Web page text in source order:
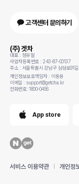
고객센터 문의하기
(주) 겟차
대표 : 정유철
사업자등록번호 : 243-87-00137
주소 : 서울특별시 강남구 삼성로91
개인정보보호책임자 : 이동용
이메일 : support@getcha.kr
전화번호: 1800-0456
App store
서비스 이용약관 개인정